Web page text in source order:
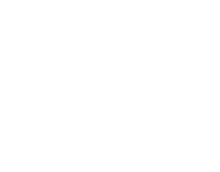
que le programme correspond à vos besoins. Un
et cliquer sur les différents modules où le
une formation offrant une certaine flexibilité :
correspondent à vos disponibilités.